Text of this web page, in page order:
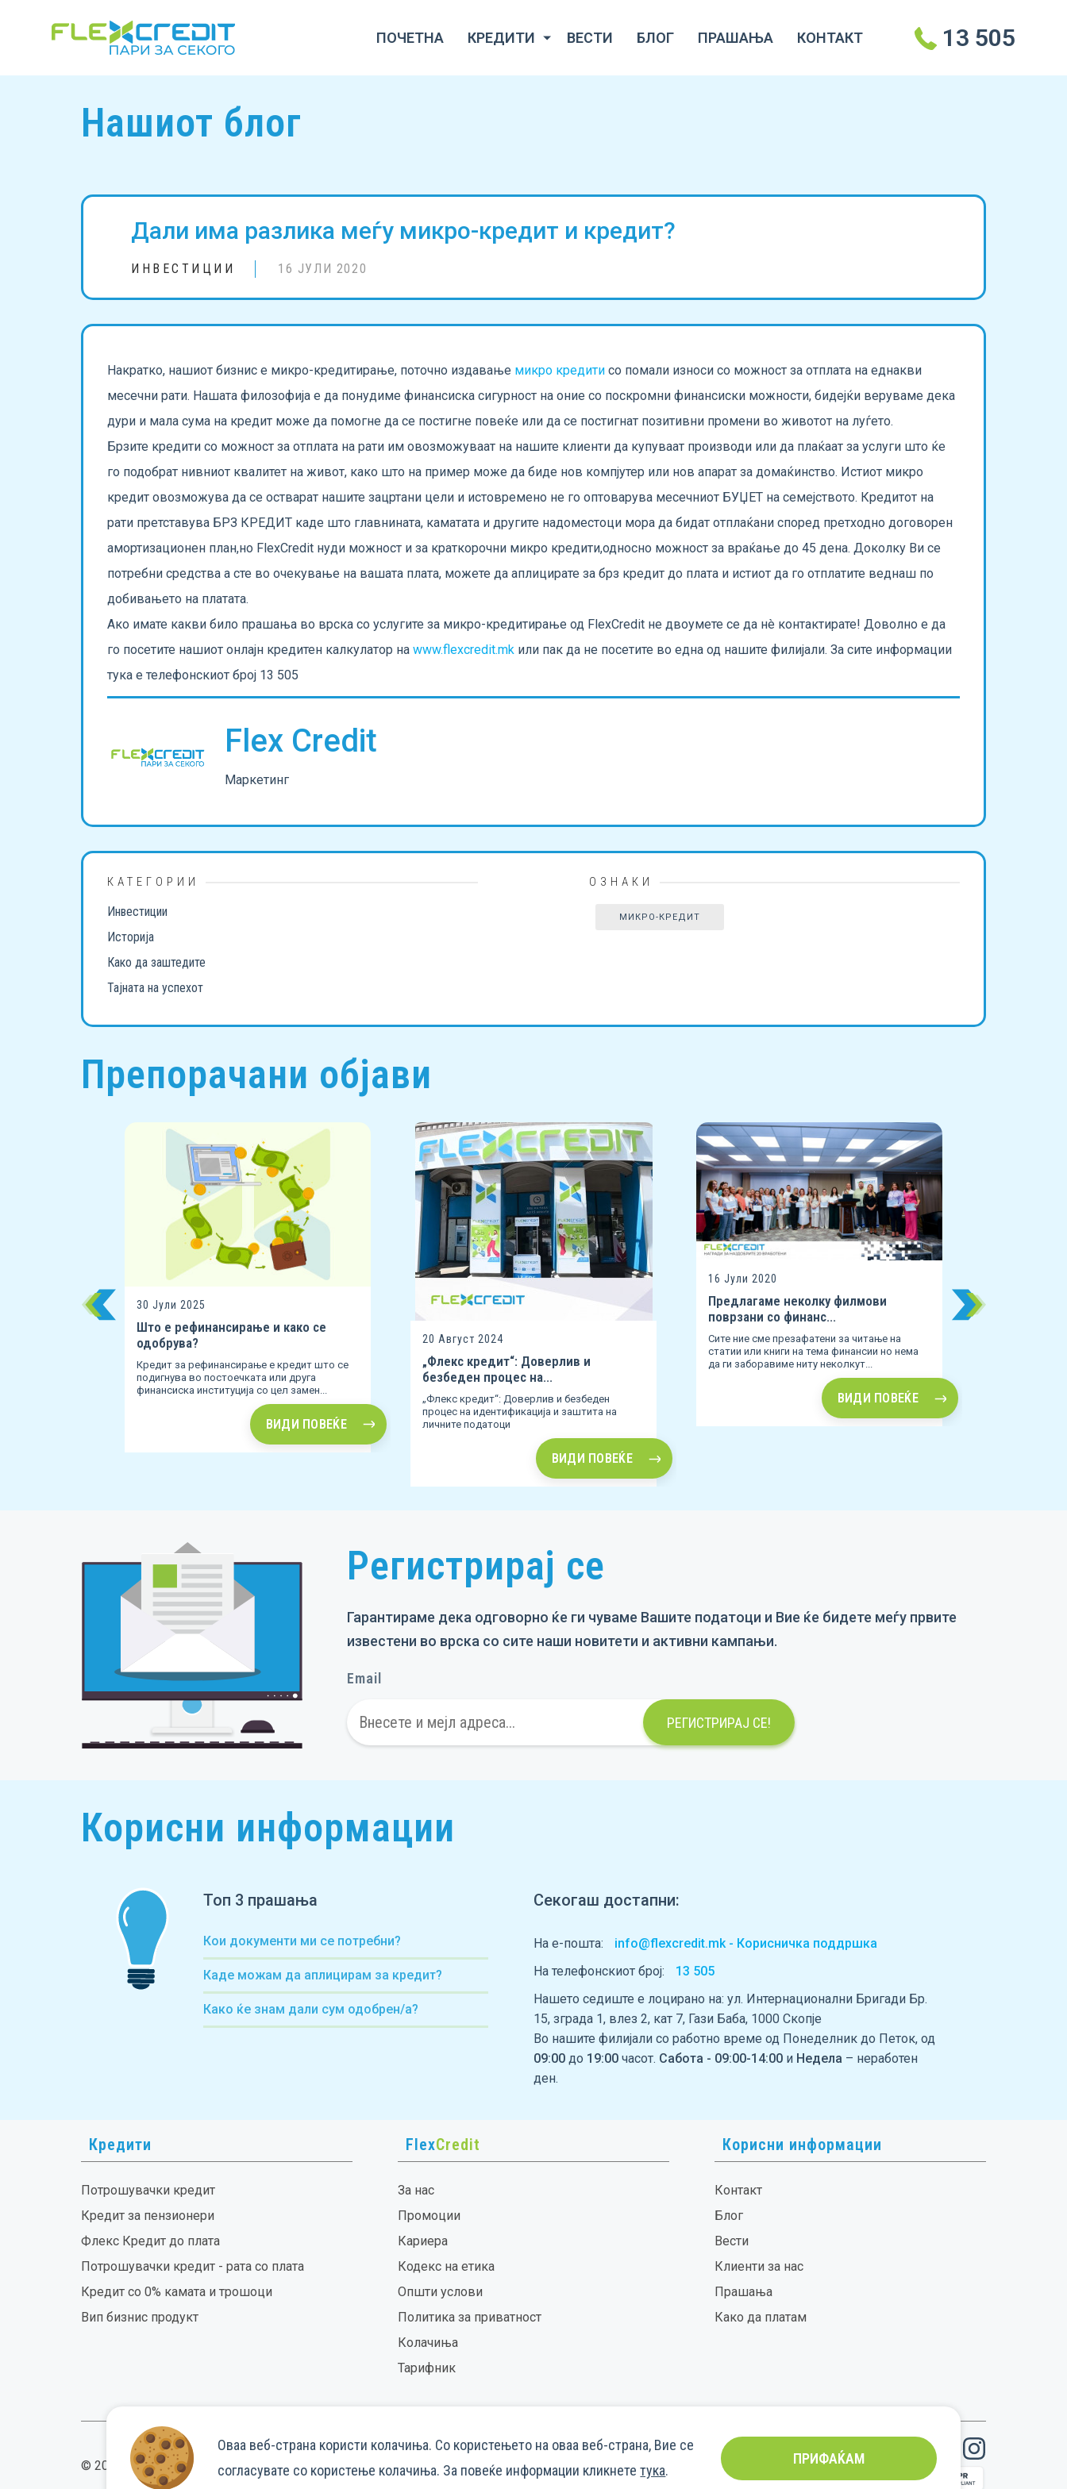
ПОЧЕТНА КРЕДИТИ ВЕСТИ БЛОГ ПРАШАЊА КОНТАКТ 13 505
Нашиот блог
Дали има разлика меѓу микро-кредит и кредит?
ИНВЕСТИЦИИ 16 ЈУЛИ 2020
Накратко, нашиот бизнис е микро-кредитирање, поточно издавање микро кредити со помали износи со можност за отплата на еднакви
месечни рати. Нашата филозофија е да понудиме финансиска сигурност на оние со поскромни финансиски можности, бидејќи веруваме дека
дури и мала сума на кредит може да помогне да се постигне повеќе или да се постигнат позитивни промени во животот на луѓето.
Брзите кредити со можност за отплата на рати им овозможуваат на нашите клиенти да купуваат производи или да плаќаат за услуги што ќе
го подобрат нивниот квалитет на живот, како што на пример може да биде нов компјутер или нов апарат за домаќинство. Истиот микро
кредит овозможува да се остварат нашите зацртани цели и истовремено не го оптоварува месечниот БУЏЕТ на семејството. Кредитот на
рати претставува БРЗ КРЕДИТ каде што главнината, каматата и другите надоместоци мора да бидат отплаќани според претходно договорен
амортизационен план,но FlexCredit нуди можност и за краткорочни микро кредити,односно можност за враќање до 45 дена. Доколку Ви се
потребни средства а сте во очекување на вашата плата, можете да аплицирате за брз кредит до плата и истиот да го отплатите веднаш по
добивањето на платата.
Ако имате какви било прашања во врска со услугите за микро-кредитирање од FlexCredit не двоумете се да нè контактирате! Доволно е да
го посетите нашиот онлајн кредитен калкулатор на www.flexcredit.mk или пак да не посетите во една од нашите филијали. За сите информации
тука е телефонскиот број 13 505
Flex Credit
Маркетинг
КАТЕГОРИИ
Инвестиции
Историја
Како да заштедите
Тајната на успехот
ОЗНАКИ
МИКРО-КРЕДИТ
Препорачани објави
30 Јули 2025
Што е рефинансирање и како се
одобрува?
Кредит за рефинансирање е кредит што се
подигнува во постоечката или друга
финансиска институција со цел замен...
ВИДИ ПОВЕЌЕ
20 Август 2024
„Флекс кредит“: Доверлив и
безбеден процес на...
„Флекс кредит“: Доверлив и безбеден
процес на идентификација и заштита на
личните податоци
ВИДИ ПОВЕЌЕ
16 Јули 2020
Предлагаме неколку филмови
поврзани со финанс...
Сите ние сме презафатени за читање на
статии или книги на тема финансии но нема
да ги заборавиме ниту неколкут...
ВИДИ ПОВЕЌЕ
Регистрирај се
Гарантираме дека одговорно ќе ги чуваме Вашите податоци и Вие ќе бидете меѓу првите
известени во врска со сите наши новитети и активни кампањи.
Email
РЕГИСТРИРАЈ СЕ!
Корисни информации
Топ 3 прашања
Кои документи ми се потребни?
Каде можам да аплицирам за кредит?
Како ќе знам дали сум одобрен/а?
Секогаш достапни:
На е-пошта:
info@flexcredit.mk - Корисничка поддршка
На телефонскиот број:
13 505
Нашето седиште е лоцирано на: ул. Интернационални Бригади Бр.
15, зграда 1, влез 2, кат 7, Гази Баба, 1000 Скопје
Во нашите филијали со работно време од Понеделник до Петок, од
09:00 до 19:00 часот. Сабота - 09:00-14:00 и Недела – неработен
ден.
Кредити
Потрошувачки кредит
Кредит за пензионери
Флекс Кредит до плата
Потрошувачки кредит - рата со плата
Кредит со 0% камата и трошоци
Вип бизнис продукт
FlexCredit
За нас
Промоции
Кариера
Кодекс на етика
Општи услови
Политика за приватност
Колачиња
Тарифник
Корисни информации
Контакт
Блог
Вести
Клиенти за нас
Прашања
Како да платам
© 2026 FlexCredit.mk
Оваа веб-страна користи колачиња. Со користењето на оваа веб-страна, Вие се
согласувате со користење колачиња. За повеќе информации кликнететука.
ПРИФАЌАМ